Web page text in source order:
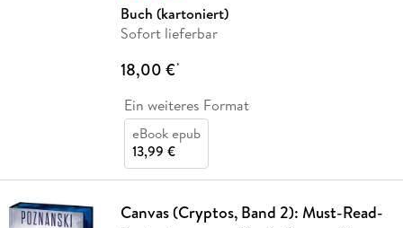
Buch (kartoniert)
Sofort lieferbar
18,00 €*
Ein weiteres Format
eBook epub
13,99 €
Canvas (Cryptos, Band 2): Must-Read-